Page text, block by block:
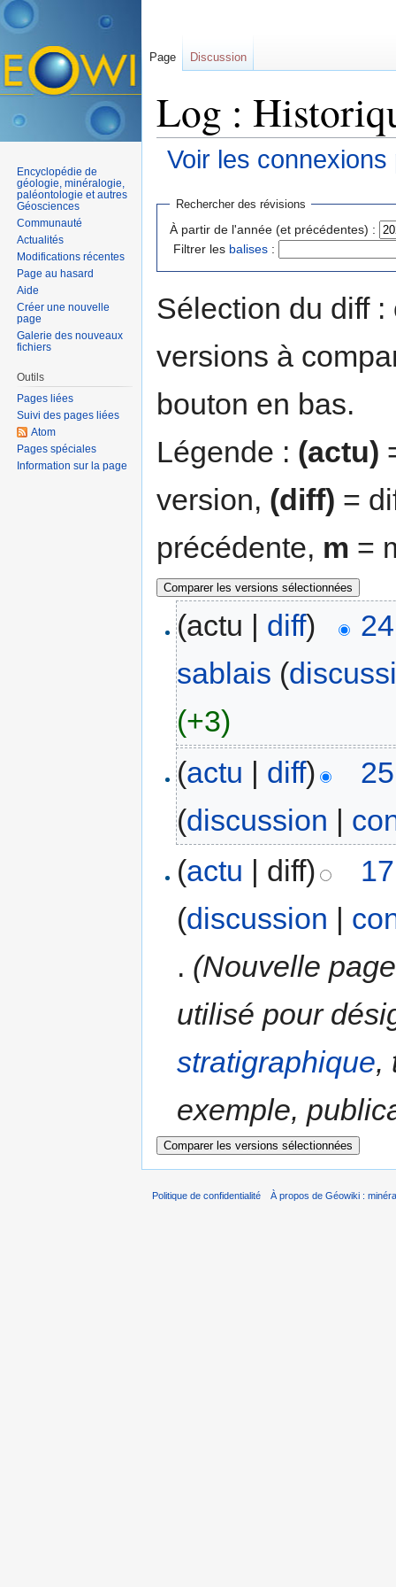
Log :
Voir les
Rechercher des révisions
À partir de l'année (et précédentes) :
Filtrer les balises :
Sélection du diff
versions à
bouton en bas.
Légende : (actu)
version, (diff) =
précédente, m =
(actu | diff)
sablais (
(+3)
(actu | diff)
(discussion |
(actu | diff)
(discussion |
. (Nouvelle
utilisé pour
stratigraphique,
exemple,
Page Discussion
Encyclopédie de
géologie, minéralogie,
paléontologie et autres
Géosciences
Communauté
Actualités
Modifications récentes
Page au hasard
Aide
Créer une nouvelle
page
Galerie des nouveaux
fichiers
Outils
Pages liées
Suivi des pages liées
Atom
Pages spéciales
Information sur la page
Politique de confidentialité À propos de Géowiki :